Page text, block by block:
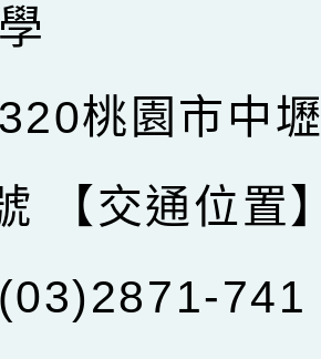
桃園市中
【交通位置
741